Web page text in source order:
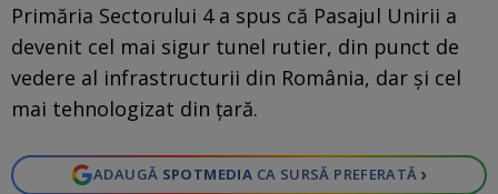
Primăria Sectorului 4 a spus că Pasajul Unirii a
devenit cel mai sigur tunel rutier, din punct de
vedere al infrastructurii din România, dar şi cel
mai tehnologizat din ţară.
ADAUGĂ SPOTMEDIA CA SURSĂ PREFERATĂ ›